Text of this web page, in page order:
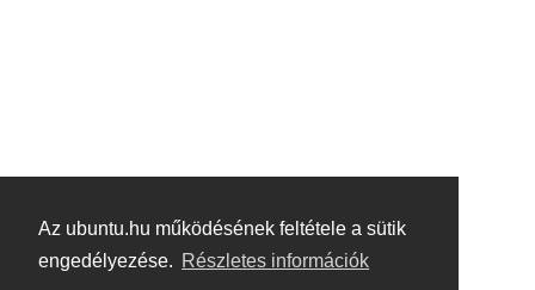
Az ubuntu.hu működésének feltétele a sütik
engedélyezése. Részletes információk